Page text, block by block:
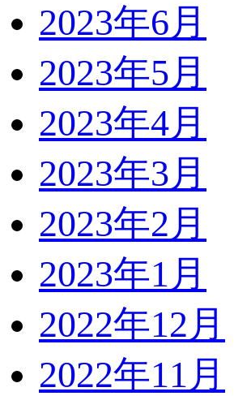
2023年6月
2023年5月
2023年4月
2023年3月
2023年2月
2023年1月
2022年12月
2022年11月